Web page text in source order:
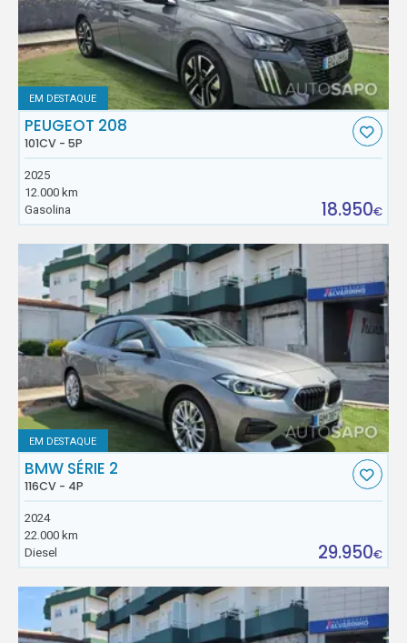
EM DESTAQUE
PEUGEOT 208
101CV - 5P
2025
12.000 km
Gasolina
18.950€
EM DESTAQUE
BMW SÉRIE 2
116CV - 4P
2024
22.000 km
Diesel
29.950€